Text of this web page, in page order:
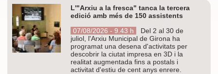
L'"Arxiu a la fresca" tanca la tercera
edició amb més de 150 assistents
07/08/2026 - 9.43 h
Del 2 al 30 de
juliol, l'Arxiu Municipal de Girona ha
programat una desena d'activitats per
descobrir la ciutat impresa en 3D i la
realitat augmentada fins a postals i
activitat d'estiu de cent anys enrere.